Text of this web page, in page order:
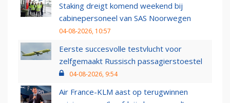
Staking dreigt komend weekend bij
cabinepersoneel van SAS Noorwegen
04-08-2026, 10:57
Eerste succesvolle testvlucht voor
zelfgemaakt Russisch passagierstoestel
04-08-2026, 9:54
Air France-KLM aast op terugwinnen